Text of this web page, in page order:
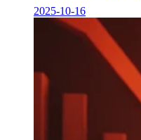
2025-10-16